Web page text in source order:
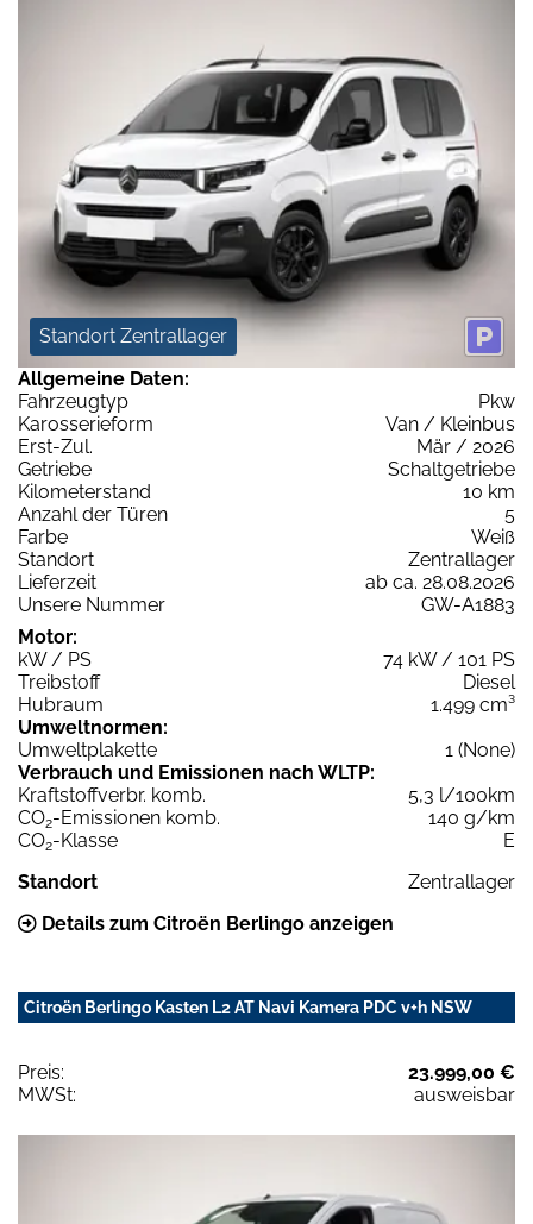
Standort Zentrallager
Allgemeine Daten:
Fahrzeugtyp
Pkw
Karosserieform
Van / Kleinbus
Erst-Zul.
Mär / 2026
Getriebe
Schaltgetriebe
Kilometerstand
10 km
Anzahl der Türen
5
Farbe
Weiß
Standort
Zentrallager
Lieferzeit
ab ca. 28.08.2026
Unsere Nummer
GW-A1883
Motor:
kW / PS
74 kW / 101 PS
Treibstoff
Diesel
Hubraum
1.499 cm³
Umweltnormen:
Umweltplakette
1 (None)
Verbrauch und Emissionen nach WLTP:
Kraftstoffverbr. komb.
5,3 l/100km
CO2-Emissionen komb.
140 g/km
CO2-Klasse
E
Standort
Zentrallager
Details zum Citroën Berlingo anzeigen
Citroën Berlingo Kasten L2 AT Navi Kamera PDC v+h NSW
Preis:
23.999,00 €
MWSt:
ausweisbar